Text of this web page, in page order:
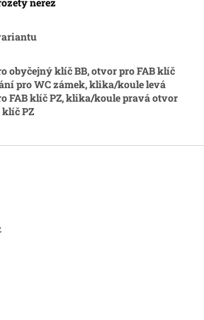
obyčejný klíč BB, otvor pro FAB klíč
pro WC zámek, klika/koule levá
FAB klíč PZ, klika/koule pravá otvor
klíč PZ